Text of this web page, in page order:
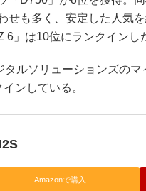
せも多く、安定した人気
6」は10位にランクインし
タルソリューションズの
ンしている。
Amazonで購入